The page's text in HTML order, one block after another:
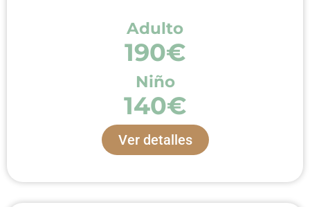
Adulto
190€
Niño
140€
Ver detalles